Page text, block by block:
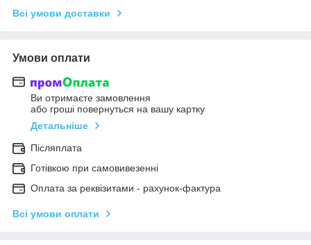
Всі умови доставки
Умови оплати
Ви отримаєте замовлення
або гроші повернуться на вашу картку
Детальніше
Післяплата
Готівкою при самовивезенні
Оплата за реквізитами - рахунок-фактура
Всі умови оплати